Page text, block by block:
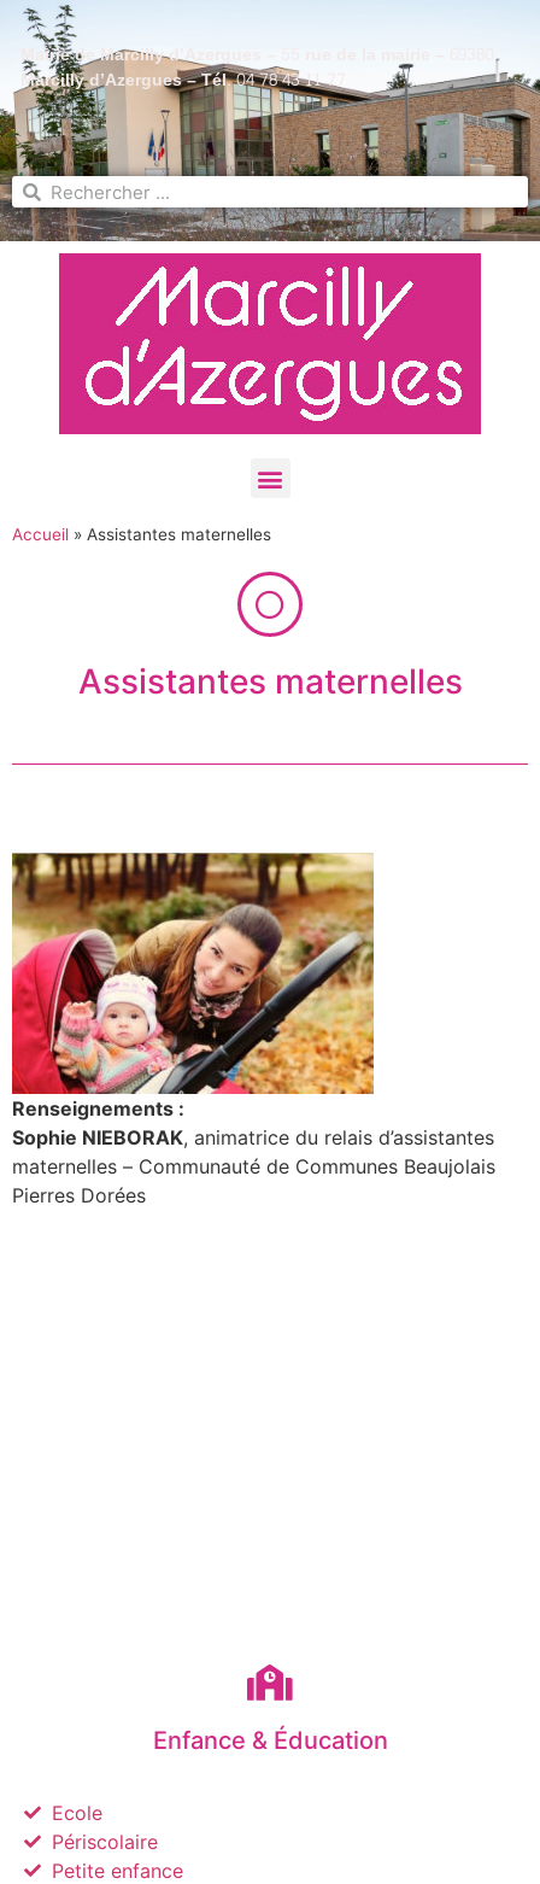
Mairie de Marcilly d’Azergues – 55 rue de la mairie – 69380
Marcilly d’Azergues – Tél. 04 78 43 11 77
Accueil » Assistantes maternelles
Assistantes maternelles
Renseignements :
Sophie NIEBORAK, animatrice du relais d’assistantes
maternelles – Communauté de Communes Beaujolais
Pierres Dorées
Enfance & Éducation
Ecole
Périscolaire
Petite enfance